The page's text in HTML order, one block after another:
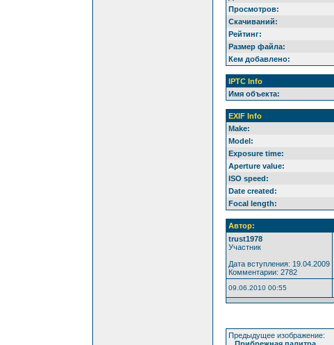
Просмотров:
Скачиваний:
Рейтинг:
Размер файла:
Кем добавлено:
IPTC Info
Имя объекта:
EXIF Info
Make:
Model:
Exposure time:
Aperture value:
ISO speed:
Date created:
Focal length:
Автор:
trust1978
Участник
Дата вступления: 19.04.2009
Комментарии: 2782
09.06.2010 00:55
Предыдущее изображение: